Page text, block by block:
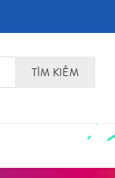
TÌM KIẾM